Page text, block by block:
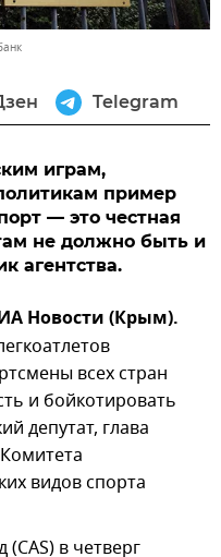
Telegram
играм,
пример
— это честная
не должно быть и
агентства.
Новости (Крым).
всех стран
и бойкотировать
депутат, глава
видов спорта
в четверг